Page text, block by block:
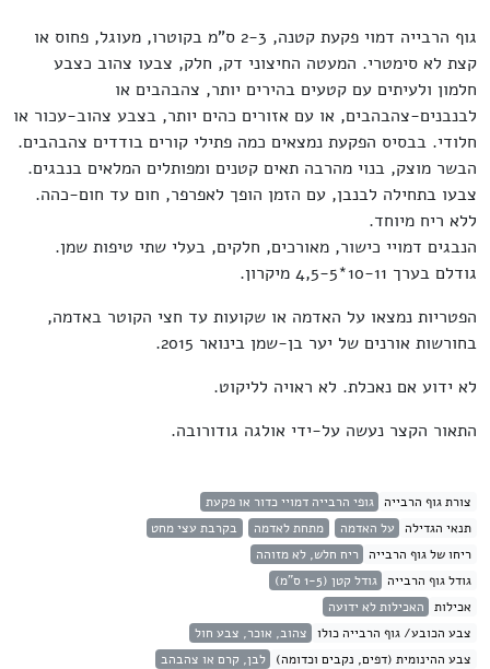
גוף הרבייה דמוי פקעת קטנה, 2-3 ס"מ בקוטרו, מעוגל, פחוס או
קצת לא סימטרי. המעטה החיצוני דק, חלק, צבעו צהוב כצבע
חלמון ולעיתים עם קטעים בהירים יותר, צהבהבים או
לבנבנים-צהבהבים, או עם אזורים כהים יותר, בצבע צהוב-עכור או
חלודי. בבסיס הפקעת נמצאים כמה פתילי קורים בודדים צהבהבים.
הבשר מוצק, בנוי מהרבה תאים קטנים ומפותלים המלאים בנבגים.
צבעו בתחילה לבנבן, עם הזמן הופך לאפרפר, חום עד חום-כהה.
ללא ריח מיוחד.
הנבגים דמויי כישור, מאורכים, חלקים, בעלי שתי טיפות שמן.
גודלם בערך 10-11*4,5-5 מיקרון.
הפטריות נמצאו על האדמה או שקועות עד חצי הקוטר באדמה,
בחורשות אורנים של יער בן-שמן בינואר 2015.
לא ידוע אם נאכלת. לא ראויה לליקוט.
התאור הקצר נעשה על-ידי אולגה גודורובה.
צורת גוף הרבייה גופי הרבייה דמויי כדור או פקעת
תנאי הגדילה על האדמה מתחת לאדמה
בקרבת עצי מחט
ריחו של גוף הרבייה ריח חלש, לא מזוהה
גודל גוף הרבייה גודל קטן (1-5 ס"מ)
אכילות האכילות לא ידועה
צבע הכובע/ גוף הרבייה כולו צהוב, אוכר, צבע חול
צבע ההינומית (דפים, נקבים וכדומה) לבן, קרם או צהבהב